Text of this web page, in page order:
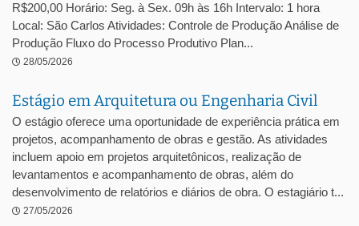
R$200,00 Horário: Seg. à Sex. 09h às 16h Intervalo: 1 hora
Local: São Carlos Atividades: Controle de Produção Análise de
Produção Fluxo do Processo Produtivo Plan...
28/05/2026
Estágio em Arquitetura ou Engenharia Civil
O estágio oferece uma oportunidade de experiência prática em
projetos, acompanhamento de obras e gestão. As atividades
incluem apoio em projetos arquitetônicos, realização de
levantamentos e acompanhamento de obras, além do
desenvolvimento de relatórios e diários de obra. O estagiário t...
27/05/2026